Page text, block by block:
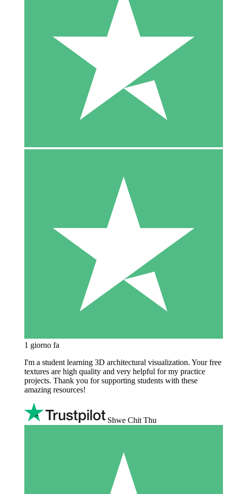
1 giorno fa
I'm a student learning 3D architectural visualization. Your free
textures are high quality and very helpful for my practice
projects. Thank you for supporting students with these
amazing resources!
Shwe Chit Thu